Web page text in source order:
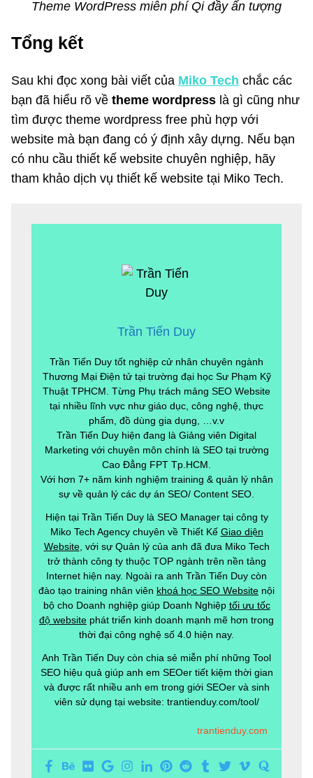
Theme WordPress miễn phí Qi đầy ấn tượng
Tổng kết
Sau khi đọc xong bài viết của Miko Tech chắc các
bạn đã hiểu rõ về theme wordpress là gì cũng như
tìm được theme wordpress free phù hợp với
website mà bạn đang có ý định xây dựng. Nếu bạn
có nhu cầu thiết kế website chuyên nghiệp, hãy
tham khảo dịch vụ thiết kế website tại Miko Tech.
Trần Tiến Duy
Trần Tiến Duy tốt nghiệp cử nhân chuyên ngành
Thương Mại Điện tử tại trường đại học Sư Phạm Kỹ
Thuật TPHCM. Từng Phụ trách mảng SEO Website
tại nhiều lĩnh vực như giáo dục, công nghệ, thực
phẩm, đồ dùng gia dụng, …v.v
Trần Tiến Duy hiện đang là Giảng viên Digital
Marketing với chuyên môn chính là SEO tại trường
Cao Đẳng FPT Tp.HCM.
Với hơn 7+ năm kinh nghiệm training & quản lý nhân
sự về quản lý các dự án SEO/ Content SEO.
Hiện tại Trần Tiến Duy là SEO Manager tại công ty
Miko Tech Agency chuyên về Thiết Kế Giao diện
Website, với sự Quản lý của anh đã đưa Miko Tech
trở thành công ty thuộc TOP ngành trên nền tảng
Internet hiện nay. Ngoài ra anh Trần Tiến Duy còn
đào tạo training nhân viên khoá học SEO Website nội
bộ cho Doanh nghiệp giúp Doanh Nghiệp tối ưu tốc
độ website phát triển kinh doanh mạnh mẽ hơn trong
thời đại công nghệ số 4.0 hiện nay.
Anh Trần Tiến Duy còn chia sẻ miễn phí những Tool
SEO hiệu quả giúp anh em SEOer tiết kiệm thời gian
và được rất nhiều anh em trong giới SEOer và sinh
viên sử dụng tại website: trantienduy.com/tool/
trantienduy.com